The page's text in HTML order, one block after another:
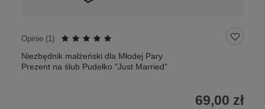
Opinie (1)
Niezbędnik małżeński dla Młodej Pary
Prezent na ślub Pudełko "Just Married"
69,00 zł